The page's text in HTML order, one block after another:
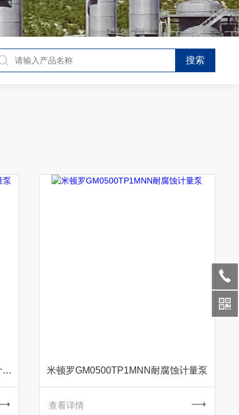
米顿罗GM0400PQ1MNN机械隔膜计量泵 米顿罗GM0500TP1MNN耐腐蚀计量泵
查看详情